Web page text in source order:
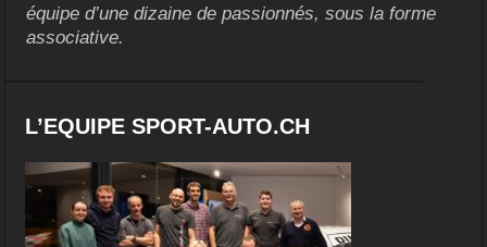
équipe d’une dizaine de passionnés, sous la forme
associative.
L’EQUIPE SPORT-AUTO.CH